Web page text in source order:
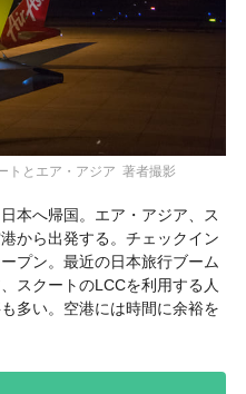
トとエア・アジア 著者撮影
本へ帰国。エア・アジア、ス
から出発する。チェックイン
プン。最近の日本旅行ブーム
スクートのLCCを利用する人
多い。空港には時間に余裕を